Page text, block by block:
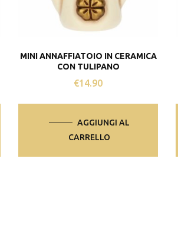
MINI ANNAFFIATOIO IN CERAMICA
CON TULIPANO
€14.90
AGGIUNGI AL
CARRELLO